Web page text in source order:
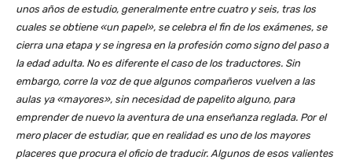
unos años de estudio, generalmente entre cuatro y seis, tras los
cuales se obtiene «un papel», se celebra el fin de los exámenes, se
cierra una etapa y se ingresa en la profesión como signo del paso a
la edad adulta. No es diferente el caso de los traductores. Sin
embargo, corre la voz de que algunos compañeros vuelven a las
aulas ya «mayores», sin necesidad de papelito alguno, para
emprender de nuevo la aventura de una enseñanza reglada. Por el
mero placer de estudiar, que en realidad es uno de los mayores
placeres que procura el oficio de traducir. Algunos de esos valientes